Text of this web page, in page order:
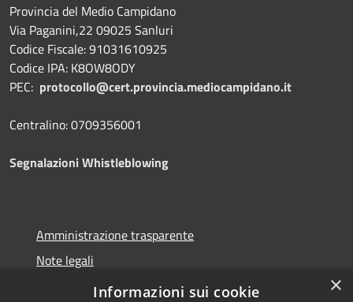
Provincia del Medio Campidano
Via Paganini,22 09025 Sanluri
Codice Fiscale: 91031610925
Codice IPA: K8OW8ODY
PEC: protocollo@cert.provincia.mediocampidano.it
Centralino: 0709356001
Segnalazioni Whistleblowing
Amministrazione trasparente
Note legali
Dichiarazione di accessibilità
×
Informazioni sui cookie